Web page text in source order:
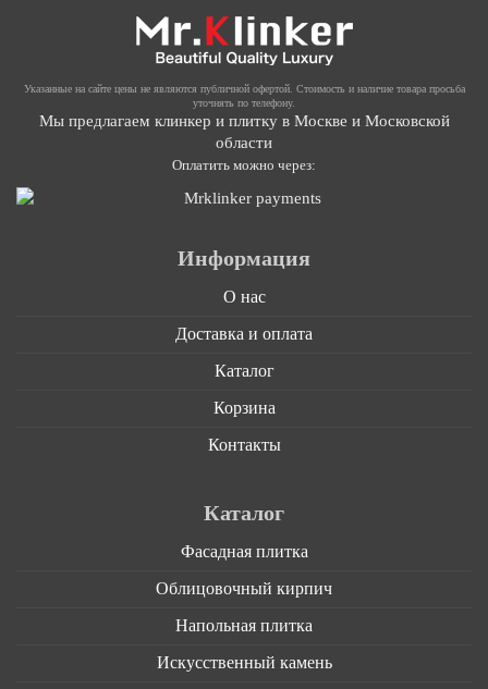
Указанные на сайте цены не являются публичной офертой. Стоимость и наличие товара просьба
уточнять по телефону.
Мы предлагаем клинкер и плитку в Москве и Московской
области
Оплатить можно через:
Информация
О нас
Доставка и оплата
Каталог
Корзина
Контакты
Каталог
Фасадная плитка
Облицовочный кирпич
Напольная плитка
Искусственный камень